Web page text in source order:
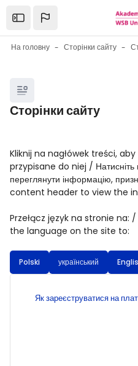
Open the sidebar
На головну Сторінки сайту
Блоки
Сторінки сайту
Блоки
Kliknij na nagłówek treści,
przypisane do niej / Натисніть
переглянути інформацію,
content header to view the
Przełącz język na stronie na: /
the language on the site to:
Polski український
Як зареєструватися на